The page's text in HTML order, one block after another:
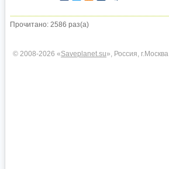
Прочитано: 2586 раз(а)
© 2008-2026 «Saveplanet.su», Россия, г.Москва